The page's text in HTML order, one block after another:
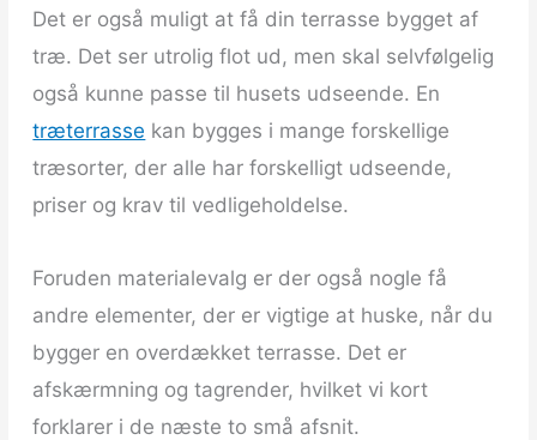
Det er også muligt at få din terrasse bygget af
træ. Det ser utrolig flot ud, men skal selvfølgelig
også kunne passe til husets udseende. En
træterrasse kan bygges i mange forskellige
træsorter, der alle har forskelligt udseende,
priser og krav til vedligeholdelse.
Foruden materialevalg er der også nogle få
andre elementer, der er vigtige at huske, når du
bygger en overdækket terrasse. Det er
afskærmning og tagrender, hvilket vi kort
forklarer i de næste to små afsnit.